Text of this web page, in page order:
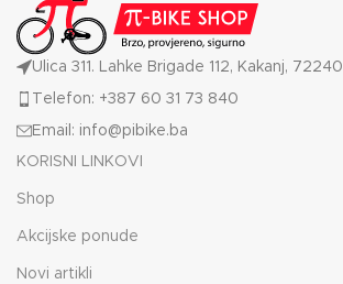
Ulica 311. Lahke Brigade 112, Kakanj, 72240
Telefon: +387 60 31 73 840
Email: info@pibike.ba
KORISNI LINKOVI
Shop
Akcijske ponude
Novi artikli